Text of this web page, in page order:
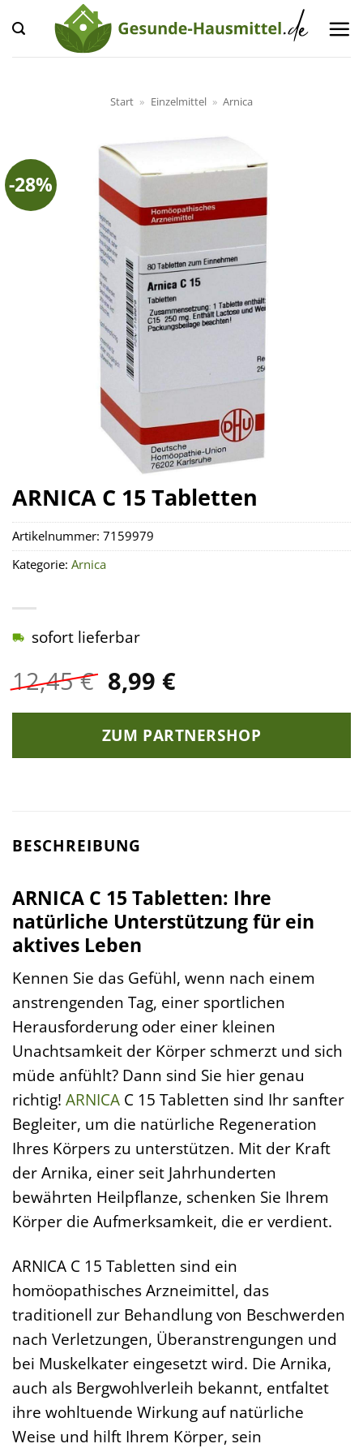
Inhalt
springen
Start » Einzelmittel » Arnica
-28%
ARNICA C 15 Tabletten
12,45€ Ursprünglicher
Preis
war:
12,45 €
8,99 €Aktueller
ist:
8,99 €.
sofort lieferbar
ZUM PARTNERSHOP
Artikelnummer: 7159979
Kategorie: Arnica
BESCHREIBUNG
ARNICA C 15 Tabletten: Ihre
natürliche Unterstützung für ein
aktives Leben
Kennen Sie das Gefühl, wenn nach einem
anstrengenden Tag, einer sportlichen
Herausforderung oder einer kleinen
Unachtsamkeit der Körper schmerzt und sich
müde anfühlt? Dann sind Sie hier genau
richtig! ARNICA C 15 Tabletten sind Ihr sanfter
Begleiter, um die natürliche Regeneration
Ihres Körpers zu unterstützen. Mit der Kraft
der Arnika, einer seit Jahrhunderten
bewährten Heilpflanze, schenken Sie Ihrem
Körper die Aufmerksamkeit, die er verdient.
ARNICA C 15 Tabletten sind ein
homöopathisches Arzneimittel, das
traditionell zur Behandlung von Beschwerden
nach Verletzungen, Überanstrengungen und
bei Muskelkater eingesetzt wird. Die Arnika,
auch als Bergwohlverleih bekannt, entfaltet
ihre wohltuende Wirkung auf natürliche
Weise und hilft Ihrem Körper, sein